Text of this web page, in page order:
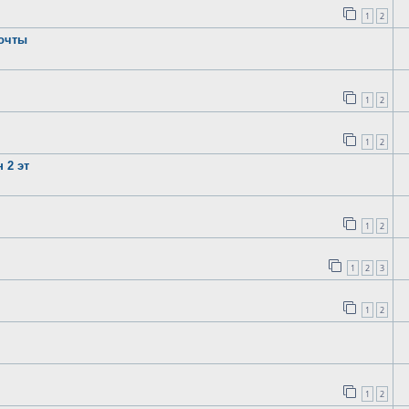
1 2
1 2
1 2
2 эт
1 2
1 2 3
1 2
1 2